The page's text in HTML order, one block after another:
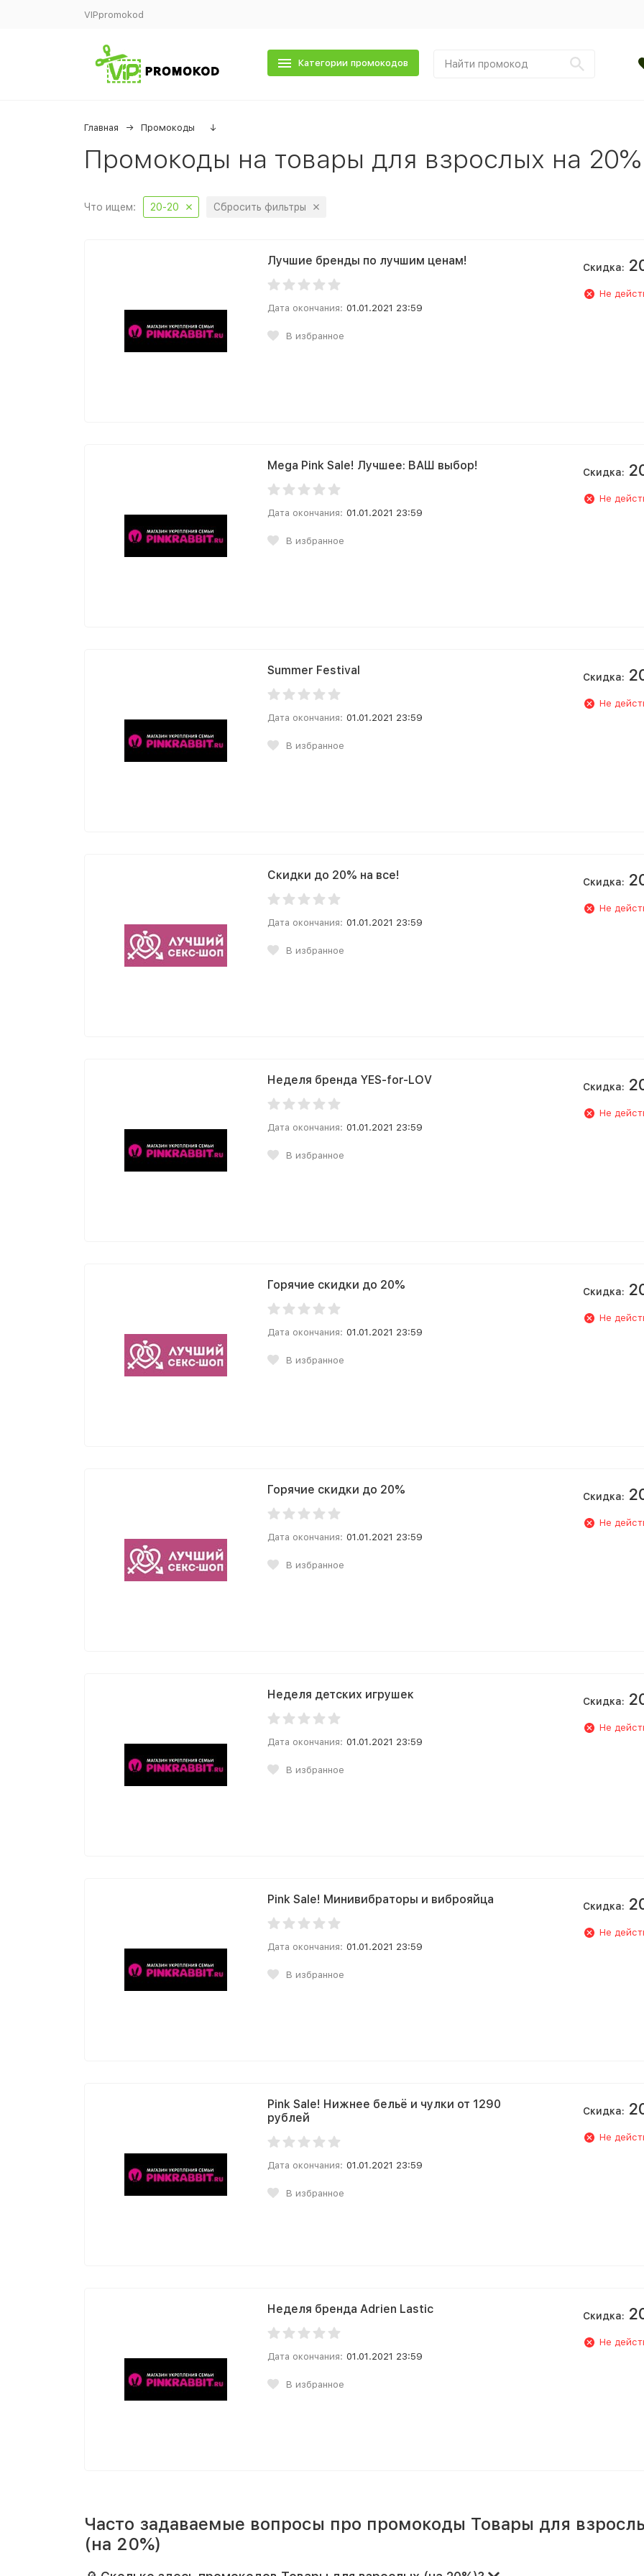
VIPpromokod
Категории промокодов
Главная Промокоды ↓
Промокоды на товары для взрослых на 20%
Что ищем: 20-20 Сбросить фильтры
Лучшие бренды по лучшим ценам!
Дата окончания: 01.01.2021 23:59
В избранное
Скидка:
Не
Mega Pink Sale! Лучшее: ВАШ выбор!
Дата окончания: 01.01.2021 23:59
В избранное
Скидка:
Не
Summer Festival
Дата окончания: 01.01.2021 23:59
В избранное
Скидка:
Не
Скидки до 20% на все!
Дата окончания: 01.01.2021 23:59
В избранное
Скидка:
Не
Неделя бренда YES-for-LOV
Дата окончания: 01.01.2021 23:59
В избранное
Скидка:
Не
Горячие скидки до 20%
Дата окончания: 01.01.2021 23:59
В избранное
Скидка:
Не
Горячие скидки до 20%
Дата окончания: 01.01.2021 23:59
В избранное
Скидка:
Не
Неделя детских игрушек
Дата окончания: 01.01.2021 23:59
В избранное
Скидка:
Не
Pink Sale! Минивибраторы и виброяйца
Дата окончания: 01.01.2021 23:59
В избранное
Скидка:
Не
Pink Sale! Нижнее бельё и чулки от 1290
рублей
Дата окончания: 01.01.2021 23:59
В избранное
Скидка:
Не
Неделя бренда Adrien Lastic
Дата окончания: 01.01.2021 23:59
В избранное
Скидка:
Не
Часто задаваемые вопросы про промокоды Товары для
(на 20%)